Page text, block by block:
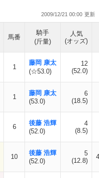
2009/12/21 00:00
馬番
騎手
(斤量)
人気
(オッズ)
1
藤岡 康太
(☆53.0)
12
(52.0)
1
藤岡 康太
(53.0)
6
(18.5)
6
後藤 浩輝
(52.0)
4
(8.5)
10
後藤 浩輝
(52.0)
5
(12.8)